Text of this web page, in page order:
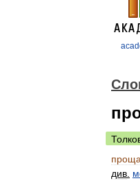
див